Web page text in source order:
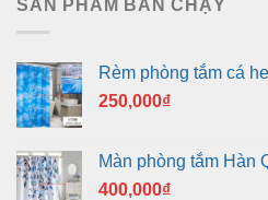
SẢN PHẨM BÁN CHẠY
Rèm phòng tắm cá
250,000₫
Màn phòng tắm Hàn
400,000₫